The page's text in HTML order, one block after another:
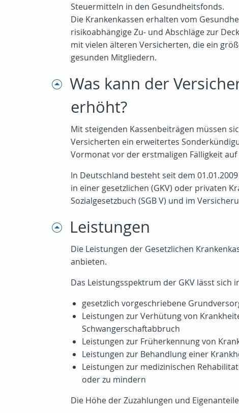
Steuermitteln in den Gesundheitsfonds.
Die Krankenkassen erhalten vom
risikoabhängige Zu- und Abschläge zur
mit vielen älteren Versicherten, die ein
gesunden Mitgliedern.
Was kann der
erhöht?
Mit steigenden Kassenbeiträgen müssen
Versicherten ein erweitertes
Vormonat vor der erstmaligen Fälligkeit
In Deutschland besteht seit dem
in einer gesetzlichen (GKV) oder privaten
Sozialgesetzbuch (SGB V) und im
Leistungen
Die Leistungen der Gesetzlichen
anbieten.
Das Leistungsspektrum der GKV lässt sich
gesetzlich vorgeschriebene
Leistungen zur Verhütung von
Schwangerschaftabbruch
Leistungen zur Früherkennung von
Leistungen zur Behandlung einer
Leistungen zur medizinischen
oder zu mindern
Die Höhe der Zuzahlungen und